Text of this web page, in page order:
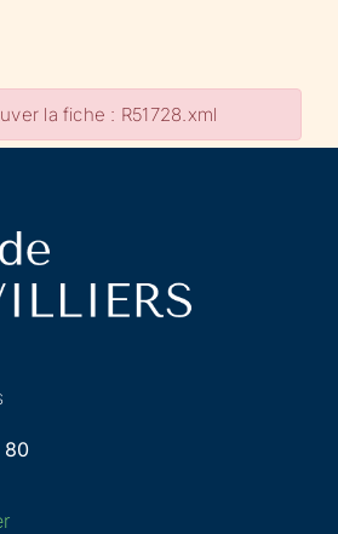
la fiche : R51728.xml
80